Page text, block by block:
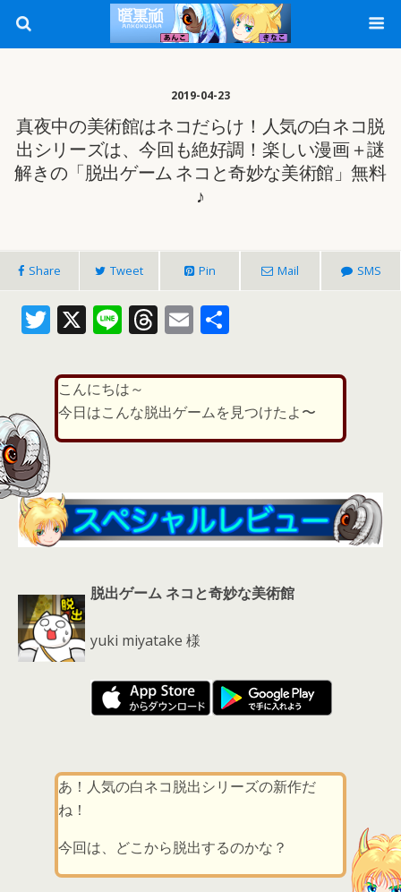
2019-04-23
真夜中の美術館はネコだらけ！人気の白ネコ脱
出シリーズは、今回も絶好調！楽しい漫画＋謎
解きの「脱出ゲーム ネコと奇妙な美術館」無料
♪
Share Tweet Pin Mail SMS
T
itt
er
X Li
e
T
re
a
d
E
ai
l
こんにちは～
今日はこんな脱出ゲームを見つけたよ〜
脱出ゲーム ネコと奇妙な美術館
yuki miyatake 様
あ！人気の白ネコ脱出シリーズの新作だ
ね！
今回は、どこから脱出するのかな？